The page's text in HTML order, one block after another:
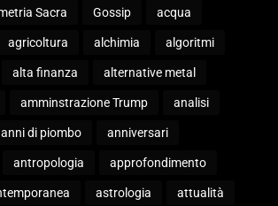
Sacra Gossip acqua
agricoltura alchimia algoritmi
alta finanza alternative metal
amminstrazione Trump analisi
anni di piombo anniversari
antropologia approfondimento
astrologia attualità